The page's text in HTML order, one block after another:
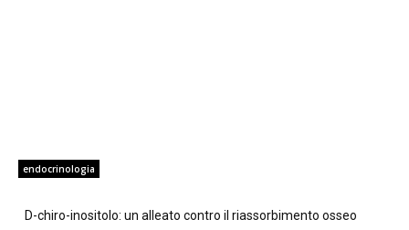
endocrinologia
D-chiro-inositolo: un alleato contro il riassorbimento osseo